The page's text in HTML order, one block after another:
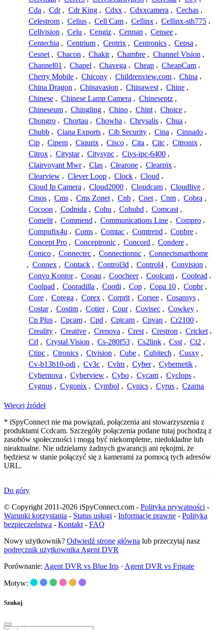
Cda , Cdr , Cdr King , Cdxx , Cdxxcamera , Cechas ,
Celestrom , Celius , Cell Cam , Cellinx , Cellinx-sth775 ,
Cellvision , Celu , Cengiz , Cennan , Censee ,
Centechia , Centrium , Centrix , Centronics , Cepsa ,
Cesnet , Chacon , Chakir , Chambre , Channel Vision ,
Channel01 , Chapel , Chavega , Cheap , CheapCam ,
Cherry Mobile , Chicony , Childrenview.com , China ,
China Dragon , Chinavasion , Chinawest , Chine ,
Chinese , Chinese Lamp Camera , Chineseptz ,
Chineseum , Chingling , Chino , Chint , Choice ,
Chongro , Chortau , Chowha , Chrysalis , Chua ,
Chubb , Ciana Exports , Cib Security , Cina , Cinnado ,
Cip , Cipem , Ciqurix , Cisco , Cita , Citc , Citronix ,
Citrox , Citystar , Citysync , Civs-ipc-6400 ,
Clairvoyant Mwr , Clas , Clearone , Clearpix ,
Clearview , Clever Loop , Clock , Cloud ,
Cloud Ip Camera , Cloud2000 , Cloudcam , Cloudlive ,
Cmos , Cms , Cms Zonet , Cnb , Cnet , Cnm , Cobra ,
Cocoon , Codnida , Cohu , Cohuhd , Comcast ,
Comelit , Commend , Communications Line , Compro ,
Compufix4u , Coms , Comtac , Comtrend , Conbre ,
Concept Pro , Conceptronic , Concord , Condere ,
Conico , Connectec , Connectionnc , Connectsmarthome
, Connex , Contack , Control3d , Control4 , Convision ,
Convo Kontor , Cooau , Coocheer , Coolcam , Coolead ,
Coolpad , Cooradilla , Cootli , Cop , Copa 10 , Copbr ,
Core , Corega , Corex , Corprit , Corsee , Cosansys ,
Costar , Costim , Cotier , Cour , Covisec , Cowkey ,
Cp Plus , Cpcam , Cpd , Cptcam , Cpvan , Cr2100 ,
Creality , Creative , Crenova , Crest , Crestron , Cricket ,
Crl , Crystal Vision , Cs-280f53 , Cs2link , Csst , Ct2 ,
Ctipc , Ctronics , Ctvision , Cube , Cubitech , Cusxy ,
Cv-b13b10-odi , Cv3c , Cvlm , Cyber , Cybernetik ,
Cybernova , Cyberview , Cybo , Cycam , Cyclops ,
Cygnus , Cygonix , Cymbol , Cynics , Cyrus , Czarna
Więcej źródeł
* iSpyConnect nie ma powiązań, połączenia ani stowarzyszenia z
produktami Ccdcam. Szczegóły połączenia podane tutaj pochodzą z
zasobów społeczności i mogą być niekompletne, niedokładne lub
nieaktualne. Nie udzielamy żadnych gwarancji ani rękojmi, że
będziesz w stanie połączyć się z kamerami za pomocą tych adresów
URL.
Do góry
© Copyright 2011-2026 iSpyConnect.com - Polityka prywatności -
Warunki korzystania - Status usługi - Informacje prawne - Polityka
bezpieczeństwa - Kontakt - FAQ
Nowy użytkownik? Odwiedź stronę główną lub przeczytaj nasz
podręcznik użytkownika Agent DVR
Porównanie: Agent DVR vs Blue Iris · Agent DVR vs Frigate
Motyw:
Szukaj